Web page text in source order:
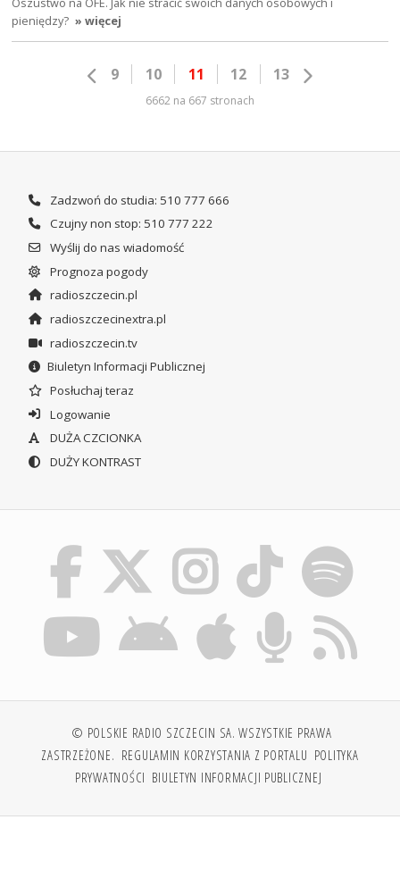
pieniędzy? » więcej
9 10 11 12 13
6662 na 667 stronach
Zadzwoń do studia: 510 777 666
Czujny non stop: 510 777 222
Wyślij do nas wiadomość
Prognoza pogody
radioszczecin.pl
radioszczecinextra.pl
radioszczecin.tv
Biuletyn Informacji Publicznej
Posłuchaj teraz
Logowanie
DUŻA CZCIONKA
DUŻY KONTRAST
© POLSKIE RADIO SZCZECIN SA. WSZYSTKIE PRAWA
ZASTRZEŻONE. REGULAMIN KORZYSTANIA Z PORTALU POLITYKA
PRYWATNOŚCI BIULETYN INFORMACJI PUBLICZNEJ